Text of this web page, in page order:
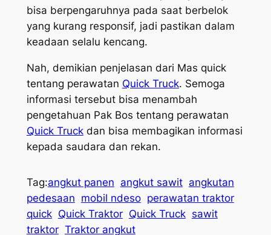
bisa berpengaruhnya pada saat berbelok
yang kurang responsif, jadi pastikan dalam
keadaan selalu kencang.
Nah, demikian penjelasan dari Mas quick
tentang perawatan Quick Truck. Semoga
informasi tersebut bisa menambah
pengetahuan Pak Bos tentang perawatan
Quick Truckdan bisa membagikan informasi
kepada saudara dan rekan.
Tag:angkut panen angkut sawit angkutan
pedesaan mobil ndeso perawatan traktor
quick Quick Traktor Quick Truck sawit
traktor Traktor angkut